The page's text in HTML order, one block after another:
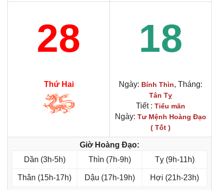
28 18
Thứ Hai Ngày: Bính Thìn, Tháng:
Tân Tỵ
Tiết : Tiểu mãn
Ngày: Tư Mệnh Hoàng Đạo
( Tốt )
Giờ Hoàng Đạo:
Dần (3h-5h)
Thìn (7h-9h) Tỵ (9h-11h)
Thân (15h-17h) Dậu (17h-19h) Hợi (21h-23h)